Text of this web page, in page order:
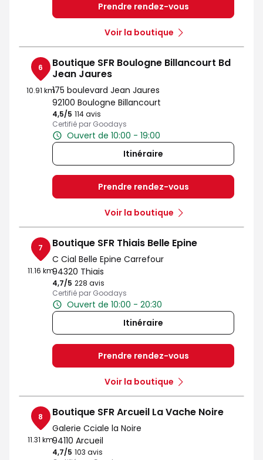
Prendre rendez-vous
Voir la boutique
6
10.91 km
Boutique SFR Boulogne Billancourt Bd
Jean Jaures
175 boulevard Jean Jaures
92100 Boulogne Billancourt
4,5/5 Note de 4.5 sur 5
114 avis
Certifié par Goodays
Ouvert de 10:00 - 19:00
Itinéraire
Prendre rendez-vous
Voir la boutique
7
11.16 km
Boutique SFR Thiais Belle Epine
C Cial Belle Epine Carrefour
94320 Thiais
4,7/5 Note de 4.7 sur 5
228 avis
Certifié par Goodays
Ouvert de 10:00 - 20:30
Itinéraire
Prendre rendez-vous
Voir la boutique
8
11.31 km
Boutique SFR Arcueil La Vache Noire
Galerie Cciale la Noire
94110 Arcueil
4,7/5 Note de 4.7 sur 5
103 avis